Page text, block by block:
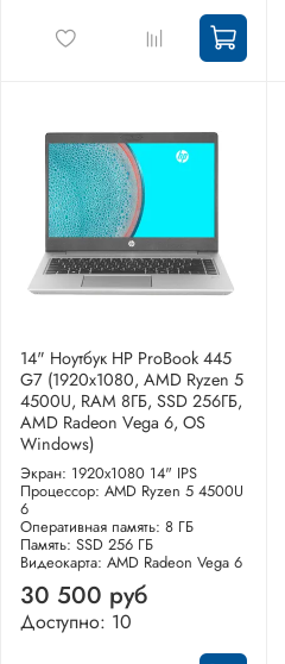
14" Ноутбук HP ProBook 445
G7 (1920x1080, AMD Ryzen 5
4500U, RAM 8ГБ, SSD 256ГБ,
AMD Radeon Vega 6, OS
Windows)
Экран: 1920x1080 14" IPS
Процессор: AMD Ryzen 5 4500U
6
Оперативная память: 8 ГБ
Память: SSD 256 ГБ
Видеокарта: AMD Radeon Vega 6
30 500 руб
Доступно: 10